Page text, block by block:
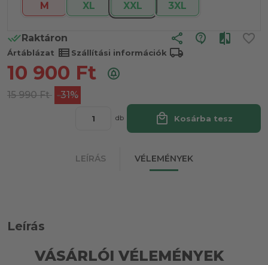
M XL XXL 3XL
Raktáron share
Ártáblázat view_list Szállítási információk local_shipping
10 900 Ft
15 990 Ft -31%
db local_mall Kosárba tesz
LEÍRÁS VÉLEMÉNYEK
Leírás
VÁSÁRLÓI VÉLEMÉNYEK